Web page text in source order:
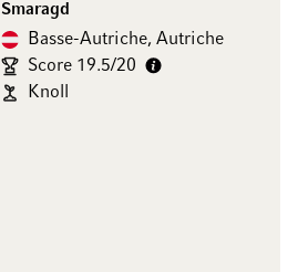
Smaragd
Basse-Autriche, Autriche
Score 19.5/20
Knoll